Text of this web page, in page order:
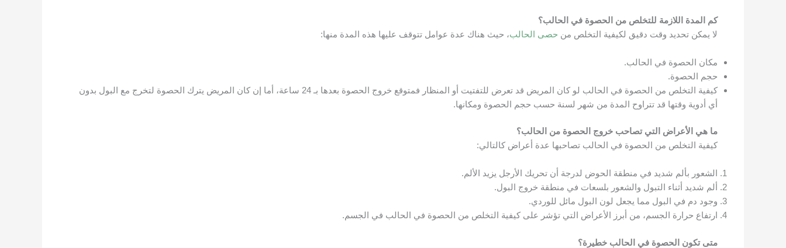
كم المدة اللازمة للتخلص من الحصوة في الحالب؟
لا يمكن تحديد وقت دقيق لكيفية التخلص من حصى الحالب، حيث هناك عدة عوامل تتوقف عليها هذه المدة منها:
مكان الحصوة في الحالب.
حجم الحصوة.
كيفية التخلص من الحصوة في الحالب
لو كان المريض قد تعرض للتفتيت أو المنظار فمتوقع خروج الحصوة بعدها بـ 24 ساعة، أما إن كان المريض يترك الحصوة لتخرج مع البول بدون
أي أدوية وقتها قد تتراوح المدة من شهر لسنة حسب حجم الحصوة ومكانها.
ما هي الأعراض التي تصاحب خروج الحصوة من الحالب؟
كيفية التخلص من الحصوة في الحالب تصاحبها عدة أعراض كالتالي:
الشعور بألم شديد في منطقة الحوض لدرجة أن تحريك الأرجل يزيد الألم.
ألم شديد أثناء التبول والشعور بلسعات في منطقة خروج البول.
وجود دم في البول مما يجعل لون البول مائل للوردي.
ارتفاع حرارة الجسم، من أبرز الأعراض التي تؤشر على كيفية التخلص من الحصوة في الحالب في الجسم.
متى تكون الحصوة في الحالب خطيرة؟